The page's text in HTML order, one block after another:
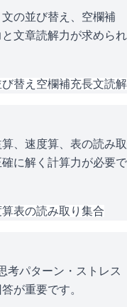
の並び替え、空欄補
文章読解力が求められ
替え 空欄補充長文読解
、速度算、表の読み取
に解く計算力が必要で
算表の読み取り 集合
考パターン・ストレス
が重要です。